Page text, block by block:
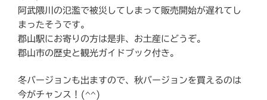
阿武隈川の氾濫で被災してしまって販売開始が遅れてし
まったそうです。
郡山駅にお寄りの方は是非、お土産にどうぞ。
郡山市の歴史と観光ガイドブック付き。
冬バージョンも出ますので、秋バージョンを買えるのは
今がチャンス！(^^)